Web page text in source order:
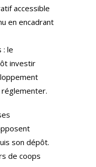
accessible
en encadrant
: le
investir
son dépôt.
de coops